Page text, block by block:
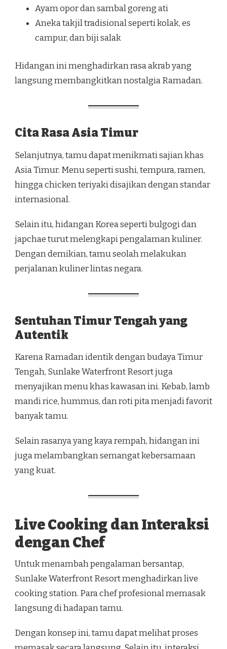
Ayam opor dan sambal goreng ati
Aneka takjil tradisional seperti kolak, es
campur, dan biji salak
Hidangan ini menghadirkan rasa akrab yang
langsung membangkitkan nostalgia Ramadan.
Cita Rasa Asia Timur
Selanjutnya, tamu dapat menikmati sajian khas
Asia Timur. Menu seperti sushi, tempura, ramen,
hingga chicken teriyaki disajikan dengan standar
internasional.
Selain itu, hidangan Korea seperti bulgogi dan
japchae turut melengkapi pengalaman kuliner.
Dengan demikian, tamu seolah melakukan
perjalanan kuliner lintas negara.
Sentuhan Timur Tengah yang
Autentik
Karena Ramadan identik dengan budaya Timur
Tengah, Sunlake Waterfront Resort juga
menyajikan menu khas kawasan ini. Kebab, lamb
mandi rice, hummus, dan roti pita menjadi favorit
banyak tamu.
Selain rasanya yang kaya rempah, hidangan ini
juga melambangkan semangat kebersamaan
yang kuat.
Live Cooking dan Interaksi
dengan Chef
Untuk menambah pengalaman bersantap,
Sunlake Waterfront Resort menghadirkan live
cooking station. Para chef profesional memasak
langsung di hadapan tamu.
Dengan konsep ini, tamu dapat melihat proses